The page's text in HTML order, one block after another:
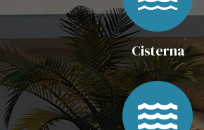
Cisterna